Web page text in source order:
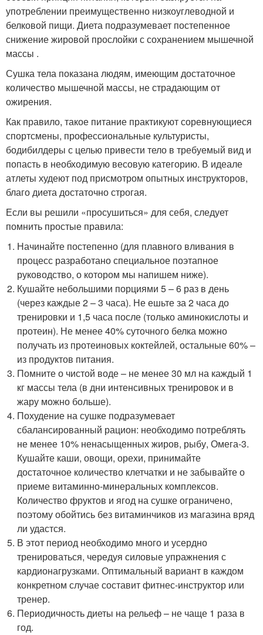
употреблении преимущественно низкоуглеводной и
белковой пищи. Диета подразумевает постепенное
снижение жировой прослойки с сохранением мышечной
массы .
Сушка тела показана людям, имеющим достаточное
количество мышечной массы, не страдающим от
ожирения.
Как правило, такое питание практикуют соревнующиеся
спортсмены, профессиональные культуристы,
бодибилдеры с целью привести тело в требуемый вид и
попасть в необходимую весовую категорию. В идеале
атлеты худеют под присмотром опытных инструкторов,
благо диета достаточно строгая.
Если вы решили «просушиться» для себя, следует
помнить простые правила:
Начинайте постепенно (для плавного вливания в
процесс разработано специальное поэтапное
руководство, о котором мы напишем ниже).
Кушайте небольшими порциями 5 – 6 раз в день
(через каждые 2 – 3 часа). Не ешьте за 2 часа до
тренировки и 1,5 часа после (только аминокислоты и
протеин). Не менее 40% суточного белка можно
получать из протеиновых коктейлей, остальные 60% –
из продуктов питания.
Помните о чистой воде – не менее 30 мл на каждый 1
кг массы тела (в дни интенсивных тренировок и в
жару можно больше).
Похудение на сушке подразумевает
сбалансированный рацион: необходимо потреблять
не менее 10% ненасыщенных жиров, рыбу, Омега-3.
Кушайте каши, овощи, орехи, принимайте
достаточное количество клетчатки и не забывайте о
приеме витаминно-минеральных комплексов.
Количество фруктов и ягод на сушке ограничено,
поэтому обойтись без витаминчиков из магазина вряд
ли удастся.
В этот период необходимо много и усердно
тренироваться, чередуя силовые упражнения с
кардионагрузками. Оптимальный вариант в каждом
конкретном случае составит фитнес-инструктор или
тренер.
Периодичность диеты на рельеф – не чаще 1 раза в
год.